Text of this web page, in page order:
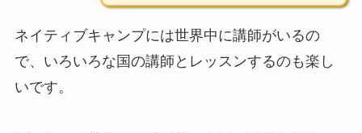
ネイティブキャンプには世界中に講師がいるの
で、いろいろな国の講師とレッスンするのも楽し
いです。